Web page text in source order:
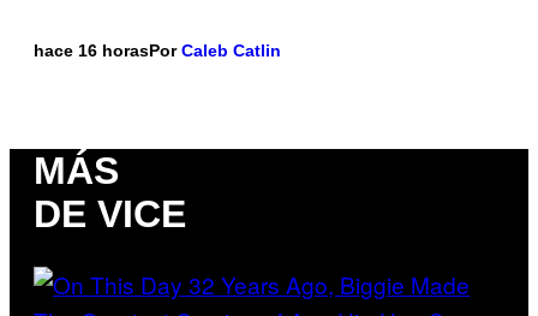
hace 16 horasPorCaleb Catlin
MÁS
DE VICE